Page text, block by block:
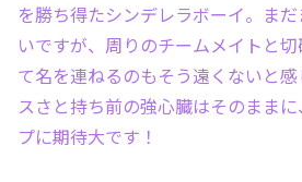
を勝ち得たシンデレラボーイ。ま
いですが、周りのチームメイトと
て名を連ねるのもそう遠くないと
スさと持ち前の強心臓はそのまま
プに期待大です！